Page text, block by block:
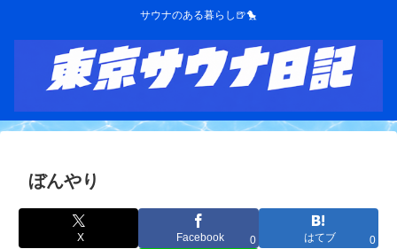
サウナのある暮らし🍺🐤
ぼんやり
X Facebook 0 はてブ 0